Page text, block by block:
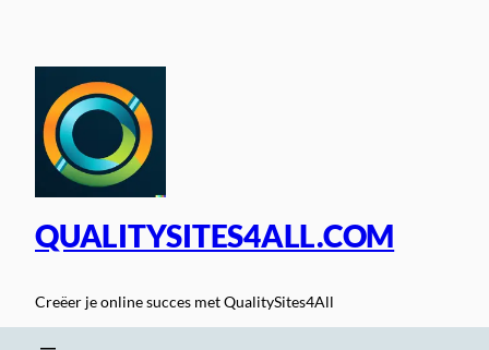
inhoud
QUALITYSITES4ALL.COM
Creëer je online succes met QualitySites4All